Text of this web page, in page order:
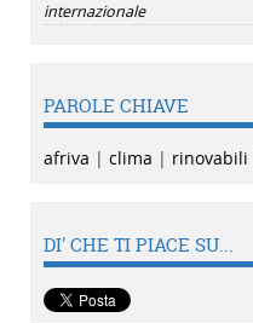
internazionale
PAROLE CHIAVE
afriva | clima | rinovabili
DI' CHE TI PIACE SU...